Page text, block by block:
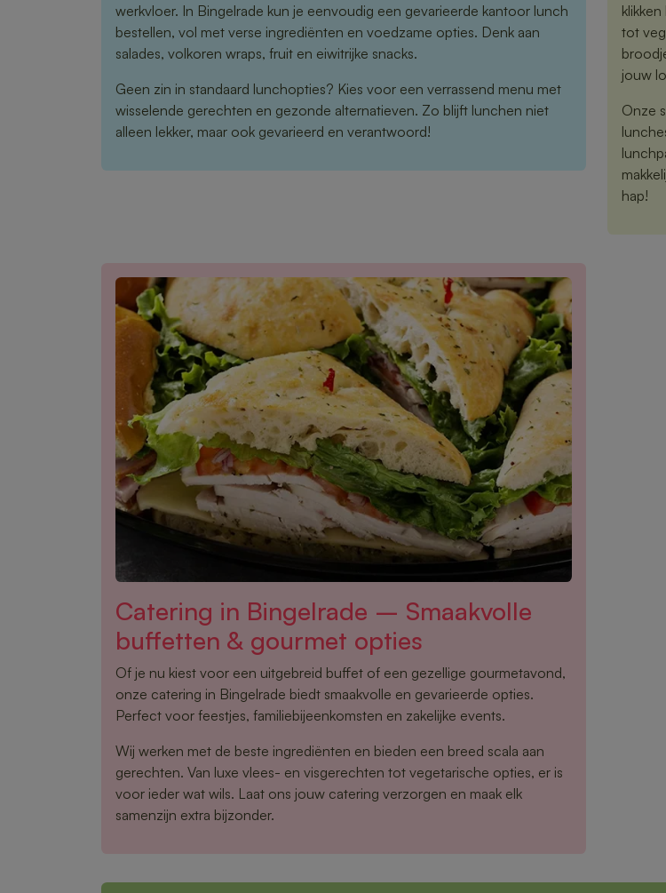
werkvloer. In Bingelrade kun je eenvoudig een gevarieerde kantoor lunch
bestellen, vol met verse ingrediënten en voedzame opties. Denk aan
salades, volkoren wraps, fruit en eiwitrijke snacks.
Geen zin in standaard lunchopties? Kies voor een verrassend menu met
wisselende gerechten en gezonde alternatieven. Zo blijft lunchen niet
alleen lekker, maar ook gevarieerd en verantwoord!
tot
jouw
Onze
hap!
Catering in Bingelrade – Smaakvolle
buffetten & gourmet opties
Of je nu kiest voor een uitgebreid buffet of een gezellige gourmetavond,
onze catering in Bingelrade biedt smaakvolle en gevarieerde opties.
Perfect voor feestjes, familiebijeenkomsten en zakelijke events.
Wij werken met de beste ingrediënten en bieden een breed scala aan
gerechten. Van luxe vlees- en visgerechten tot vegetarische opties, er is
voor ieder wat wils. Laat ons jouw catering verzorgen en maak elk
samenzijn extra bijzonder.